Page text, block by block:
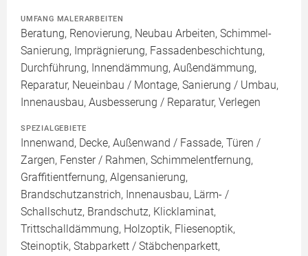
UMFANG MALERARBEITEN
Beratung, Renovierung, Neubau Arbeiten, Schimmel-
Sanierung, Imprägnierung, Fassadenbeschichtung,
Durchführung, Innendämmung, Außendämmung,
Reparatur, Neueinbau / Montage, Sanierung / Umbau,
Innenausbau, Ausbesserung / Reparatur, Verlegen
SPEZIALGEBIETE
Innenwand, Decke, Außenwand / Fassade, Türen /
Zargen, Fenster / Rahmen, Schimmelentfernung,
Graffitientfernung, Algensanierung,
Brandschutzanstrich, Innenausbau, Lärm- /
Schallschutz, Brandschutz, Klicklaminat,
Trittschalldämmung, Holzoptik, Fliesenoptik,
Steinoptik, Stabparkett / Stäbchenparkett,